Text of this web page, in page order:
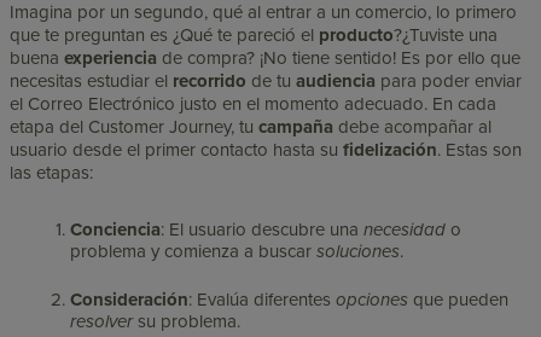
Imagina por un segundo, qué al entrar a un comercio, lo primero
que te preguntan es ¿Qué te pareció el producto?¿Tuviste una
buenaexperiencia de compra? ¡No tiene sentido! Es por ello que
necesitas estudiar el recorrido de tuaudiencia para poder enviar
el Correo Electrónico justo en el momento adecuado. En cada
etapa del Customer Journey, tucampaña debe acompañar al
usuario desde el primer contacto hasta sufidelización. Estas son
las etapas:
Conciencia: El usuario descubre unanecesidad o
problema y comienza a buscarsoluciones.
Consideración: Evalúa diferentesopciones que pueden
resolversu problema.